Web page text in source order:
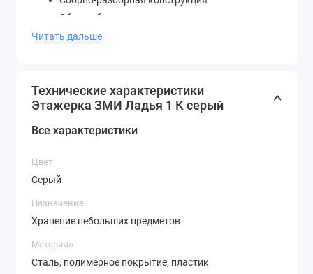
Сборка без инструментов
Три удобных корзины
Пластиковые колеса
Пластиковый крючок для мелочей
Читать дальше
Технические характеристики
Этажерка ЗМИ Ладья 1 К серый
Все характеристики
Цвет
Серый
Назначение
Хранение небольших предметов
Материал
Сталь, полимерное покрытие, пластик